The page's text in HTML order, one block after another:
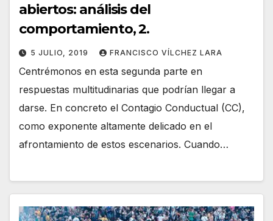
abiertos: análisis del
comportamiento, 2.
5 JULIO, 2019 FRANCISCO VÍLCHEZ LARA
Centrémonos en esta segunda parte en
respuestas multitudinarias que podrían llegar a
darse. En concreto el Contagio Conductual (CC),
como exponente altamente delicado en el
afrontamiento de estos escenarios. Cuando…